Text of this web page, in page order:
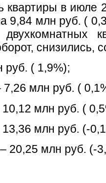
квартиры в июле
9,84 млн руб. (
снизились,
руб. ( 1,9%);
млн руб. (
млн руб. (
млн руб. (-
20,25 млн руб. (-